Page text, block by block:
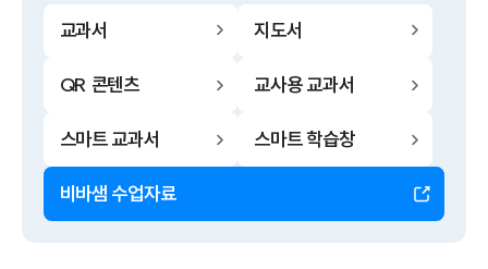
교과서 지도서
QR 콘텐츠 교사용 교과서
스마트 교과서 스마트 학습창
비바샘 수업자료